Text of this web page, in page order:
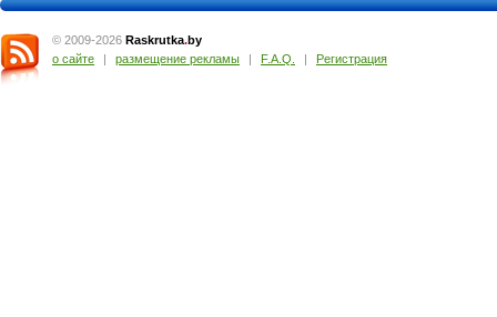
© 2009-2026 Raskrutka.by
о сайте
| размещение рекламы | F.A.Q. | Регистрация